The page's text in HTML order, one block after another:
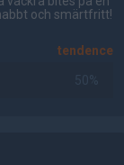
och smärtfritt!
tendence
50%